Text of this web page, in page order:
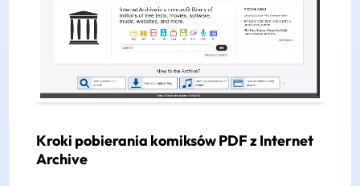
Kroki pobierania komiksów PDF z Internet
Archive